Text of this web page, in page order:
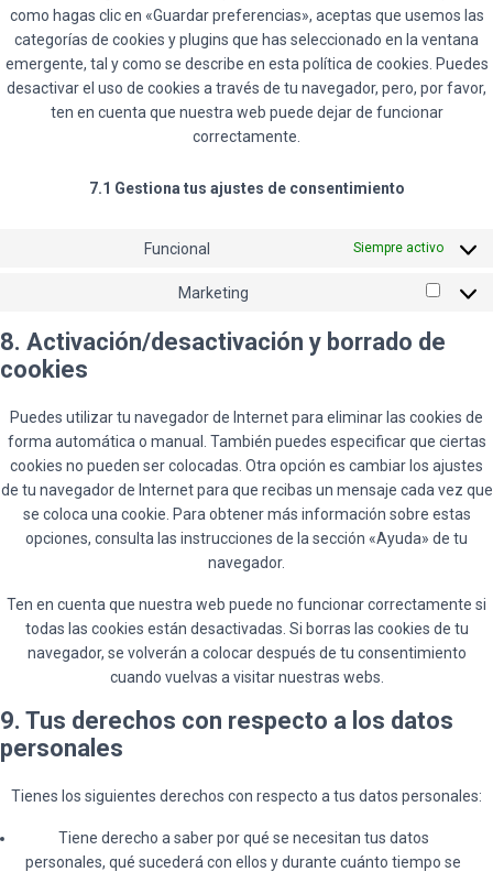
como hagas clic en «Guardar preferencias», aceptas que usemos las
categorías de cookies y plugins que has seleccionado en la ventana
emergente, tal y como se describe en esta política de cookies. Puedes
desactivar el uso de cookies a través de tu navegador, pero, por favor,
ten en cuenta que nuestra web puede dejar de funcionar
correctamente.
7.1 Gestiona tus ajustes de consentimiento
Funcional Siempre activo
Marketing
8. Activación/desactivación y borrado de
cookies
Puedes utilizar tu navegador de Internet para eliminar las cookies de
forma automática o manual. También puedes especificar que ciertas
cookies no pueden ser colocadas. Otra opción es cambiar los ajustes
de tu navegador de Internet para que recibas un mensaje cada vez que
se coloca una cookie. Para obtener más información sobre estas
opciones, consulta las instrucciones de la sección «Ayuda» de tu
navegador.
Ten en cuenta que nuestra web puede no funcionar correctamente si
todas las cookies están desactivadas. Si borras las cookies de tu
navegador, se volverán a colocar después de tu consentimiento
cuando vuelvas a visitar nuestras webs.
9. Tus derechos con respecto a los datos
personales
Tienes los siguientes derechos con respecto a tus datos personales:
Tiene derecho a saber por qué se necesitan tus datos
personales, qué sucederá con ellos y durante cuánto tiempo se